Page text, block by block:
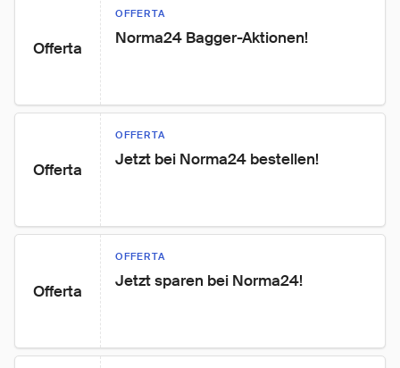
Offerta
OFFERTA
Norma24 Bagger-Aktionen!
Offerta
OFFERTA
Jetzt bei Norma24 bestellen!
Offerta
OFFERTA
Jetzt sparen bei Norma24!